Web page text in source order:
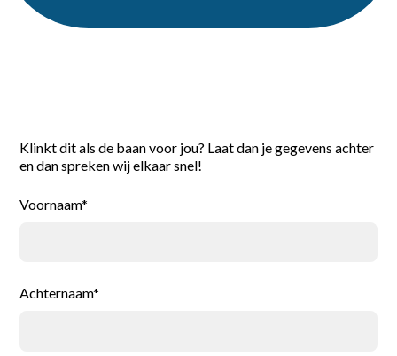
Klinkt dit als de baan voor jou? Laat dan je gegevens achter
en dan spreken wij elkaar snel!
Voornaam*
Achternaam*